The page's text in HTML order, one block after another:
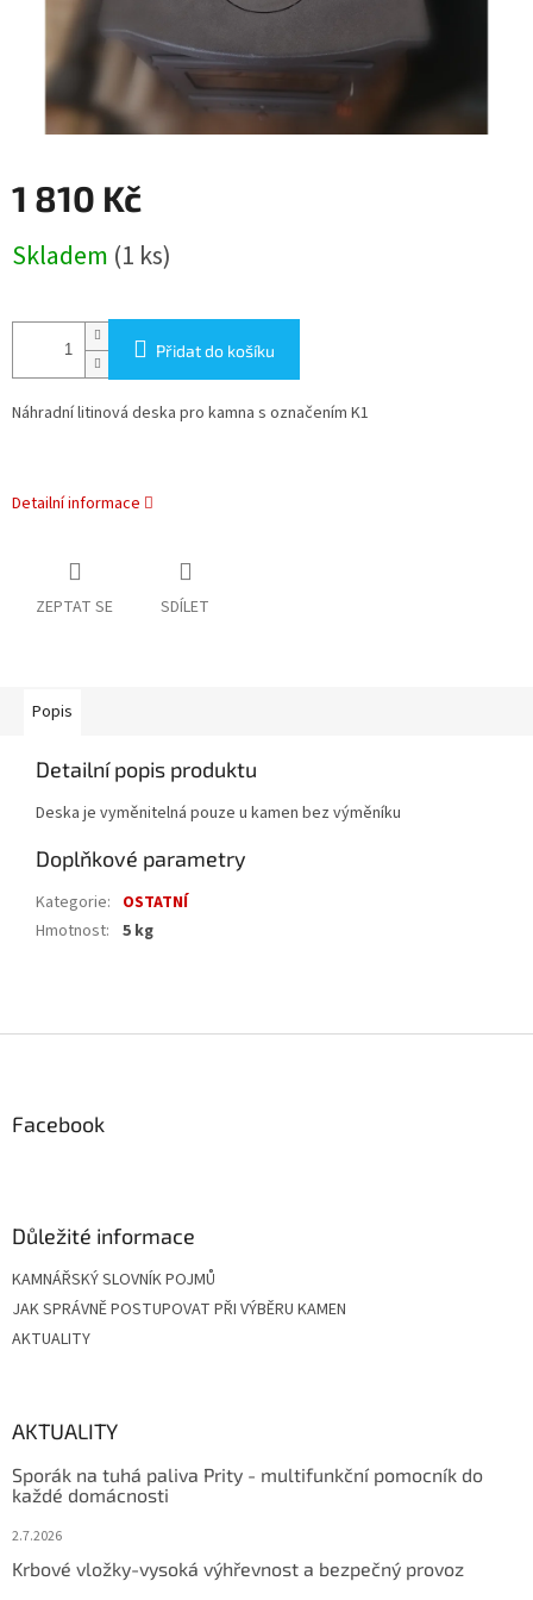
1 810 Kč
cena:
Skladem (1 ks)
Přidat do košíku
Náhradní litinová deska pro kamna s označením K1
Detailní informace
ZEPTAT SE SDÍLET
Popis
Detailní popis produktu
Deska je vyměnitelná pouze u kamen bez výměníku
Doplňkové parametry
Kategorie: OSTATNÍ
Hmotnost: 5 kg
Facebook
Důležité informace
KAMNÁŘSKÝ SLOVNÍK POJMŮ
JAK SPRÁVNĚ POSTUPOVAT PŘI VÝBĚRU KAMEN
AKTUALITY
AKTUALITY
Sporák na tuhá paliva Prity - multifunkční pomocník do
každé domácnosti
2.7.2026
Krbové vložky-vysoká výhřevnost a bezpečný provoz